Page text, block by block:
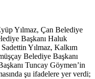
Yılmaz, Çan Belediye
Başkanı Haluk
Yılmaz, Kalkım
Belediye Başkanı
Tuncay Göymen’in
şu ifadelere yer verdi;